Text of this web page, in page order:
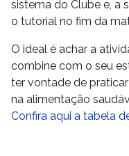
sistema do Clube e, a
o tutorial no fim da
O ideal é achar a
combine com o seu
ter vontade de
na alimentação
Confira aqui a tabela